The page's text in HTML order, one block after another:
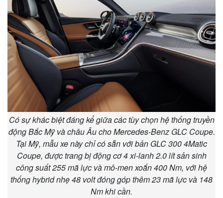
Vụ án
Tin nóng
Tư vấn luật
Việt Nam
Phân tích
Có sự khác biệt đáng kể giữa các tùy chọn hệ thống truyền
động Bắc Mỹ và châu Âu cho Mercedes-Benz GLC Coupe.
Tại Mỹ, mẫu xe này chỉ có sẵn với bản GLC 300 4Matic
Coupe, được trang bị động cơ 4 xi-lanh 2.0 lít sản sinh
công suất 255 mã lực và mô-men xoắn 400 Nm, với hệ
thống hybrid nhẹ 48 volt đóng góp thêm 23 mã lực và 148
Nm khi cần.